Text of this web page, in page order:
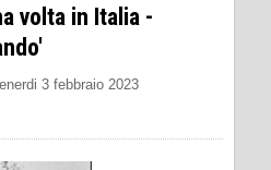
volta in Italia -
3 febbraio 2023